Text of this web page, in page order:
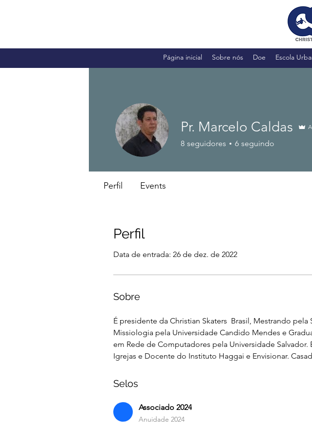
Página inicial Sobre nós Doe Escola
Perfil
Data de entrada: 26 de dez. de 2022
Sobre
É presidente da Christian Skaters  Brasil, Mestrando
Missiologia pela Universidade Candido Mendes e
em Rede de Computadores pela Universidade
Igrejas e Docente do Instituto Haggai e Envisionar.
Selos
Associado 2024
Anuidade 2024
Pr. Marcelo Caldas
8 seguidores 6 seguindo
Perfil Events